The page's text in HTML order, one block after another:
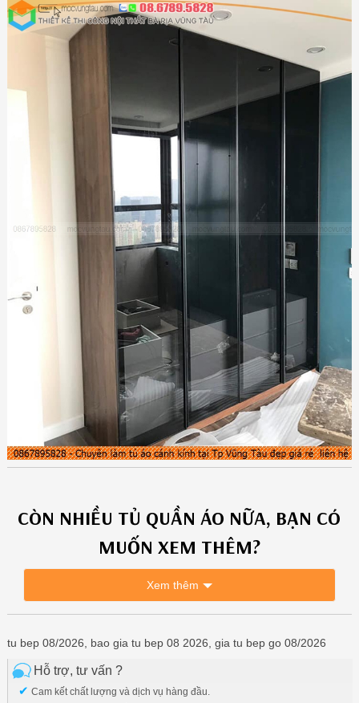
CÒN NHIỀU TỦ QUẦN ÁO NỮA, BẠN CÓ
MUỐN XEM THÊM?
Xem thêm
tu bep 08/2026, bao gia tu bep 08 2026, gia tu bep go 08/2026
Hỗ trợ, tư vấn ?
✔ Cam kết chất lượng và dịch vụ hàng đầu.